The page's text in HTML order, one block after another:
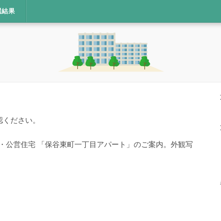
結果
ださい。
公営住宅 「保谷東町一丁目アパート」のご案内。外観写